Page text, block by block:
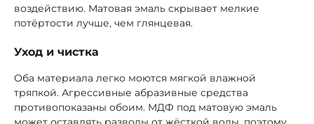
воздействию. Матовая эмаль скрывает мелкие
потёртости лучше, чем глянцевая.
Уход и чистка
Оба материала легко моются мягкой влажной
тряпкой. Агрессивные абразивные средства
противопоказаны обоим. МДФ под матовую эмаль